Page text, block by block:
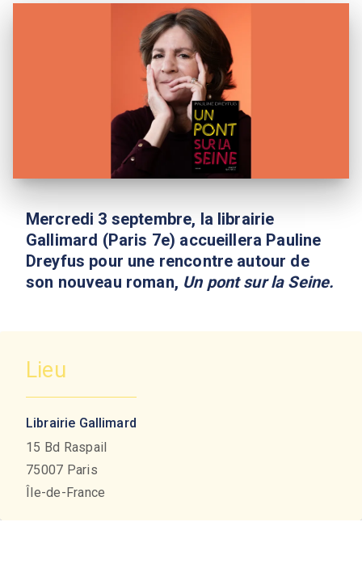
Mercredi 3 septembre, la librairie
Gallimard (Paris 7e) accueillera Pauline
Dreyfus pour une rencontre autour de
son nouveau roman, Un pont sur la Seine.
Lieu
Librairie Gallimard
15 Bd Raspail
75007 Paris
Île-de-France